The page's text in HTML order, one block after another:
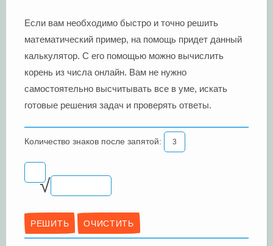
:
Если вам необходимо быстро и точно решить
математический пример, на помощь придет данный
калькулятор. С его помощью можно вычислить
корень из числа онлайн. Вам не нужно
самостоятельно высчитывать все в уме, искать
готовые решения задач и проверять ответы.
Количество знаков после запятой:
√